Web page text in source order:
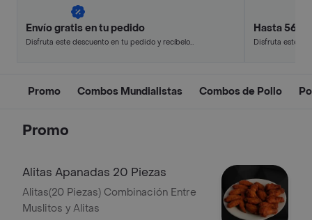
Envío gratis en tu pedido
Disfruta este descuento en tu pedido y recíbelo
Hasta 56%
Disfruta este
Promo Combos Mundialistas Combos de Pollo
Promo
Alitas Apanadas 20 Piezas
Alitas(20 Piezas) Combinación Entre
Muslitos y Alitas